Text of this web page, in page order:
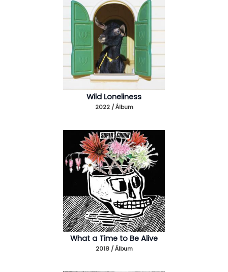
Wild Loneliness
2022 / Álbum
What a Time to Be Alive
2018 / Álbum